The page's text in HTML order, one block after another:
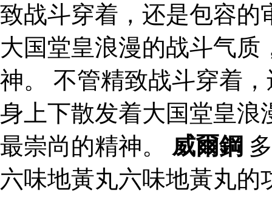
致战斗穿着，还是包容的
大国堂皇浪漫的战斗气
神。 不管精致战斗穿着
身上下散发着大国堂皇浪
最崇尚的精神。 威爾鋼
六味地黃丸六味地黃丸的